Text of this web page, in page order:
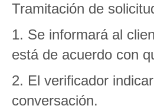
Tramitación de
1. Se informará al
está de acuerdo con
2. El verificador
conversación.